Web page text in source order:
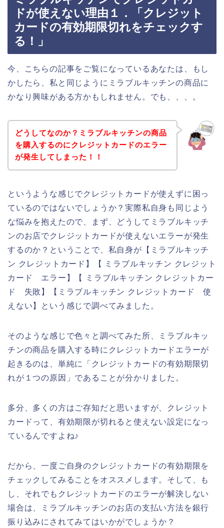
ドが使えない理由１．「クレジット
カードの有効期限切れをチェックす
る！」
今、こちらの記事をご覧になっているあなたは、もし
かしたら、私と同じようにミラブルキッチンの商品に
かなり興味がある方かもしれません。でも、、、。
どうしてなのか？ミラブルキッチンの商品
を購入するのにクレジットカードのエラー
が発生してしまった！！
というような感じでクレジットカードが使えずに困っ
ているのではないでしょうか？実際私自身も同じよう
な悩みを抱えたので、まず、どうしてミラブルキッチ
ンのお店でクレジットカードが使えないエラーが発生
するのか？ということで、私自身が【ミラブルキッチ
ン クレジットカード】【 ミラブルキッチン クレジット
カード エラー】【 ミラブルキッチン クレジットカー
ド 失敗】【ミラブルキッチン クレジットカード 使
えない】という感じで調べてみました。
そのような感じで色々と調べてみた所、ミラブルキッ
チンの商品を購入する時にクレジットカードエラーが
起きるのは、単純に「クレジットカードの有効期限切
れが１つの原因」であることが分かりました。
多分、多くの方はご存知だと思いますが、クレジット
カードって、有効期限が切れると使えない設定になっ
ているんですよね♪
だから、一度ご自身のクレジットカードの有効期限を
チェックしてみることをオススメします。そして、も
し、それでもクレジットカードのエラーが解決しない
場合は、ミラブルキッチンのお店の支払い方法を銀行
振り込みにされてみてはいかがでしょうか？